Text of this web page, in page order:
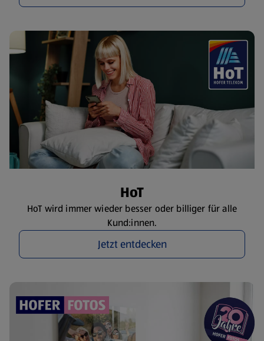
HoT
HoT wird immer wieder besser oder billiger für alle
Kund:innen.
Jetzt entdecken